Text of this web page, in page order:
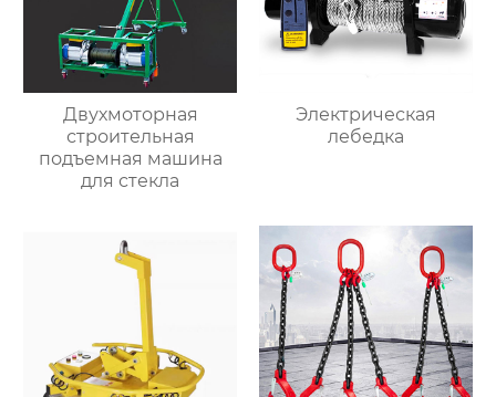
Двухмоторная
строительная
подъемная машина
для стекла
Электрическая
лебедка